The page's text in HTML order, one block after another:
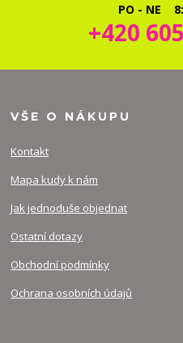
PO - NE
+420
VŠE O NÁKUPU
Kontakt
Mapa kudy k nám
Jak jednoduše objednat
Ostatní dotazy
Obchodní podmínky
Ochrana osobních údajů